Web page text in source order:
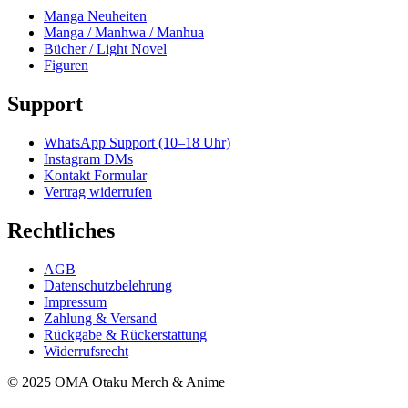
Manga Neuheiten
Manga / Manhwa / Manhua
Bücher / Light Novel
Figuren
Support
WhatsApp Support (10–18 Uhr)
Instagram DMs
Kontakt Formular
Vertrag widerrufen
Rechtliches
AGB
Datenschutzbelehrung
Impressum
Zahlung & Versand
Rückgabe & Rückerstattung
Widerrufsrecht
© 2025 OMA Otaku Merch & Anime